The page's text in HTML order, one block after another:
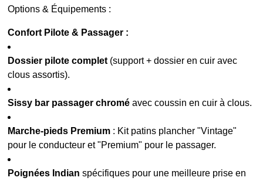
Options & Équipements :
Confort Pilote & Passager :
Dossier pilote complet(support + dossier en cuir avec
clous assortis).
Sissy bar passager chromé avec coussin en cuir à clous.
Marche-pieds Premium : Kit patins plancher "Vintage"
pour le conducteur et "Premium" pour le passager.
Poignées Indian spécifiques pour une meilleure prise en